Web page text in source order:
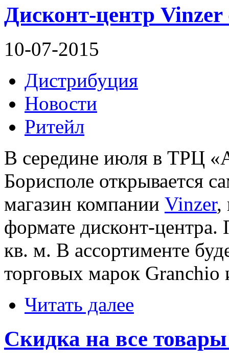
Дисконт-центр Vinzer
10-07-2015
Дистрибуция
Новости
Ритейл
В середине июля в ТРЦ
Борисполе открывается
магазин компании Vinzer,
формате дисконт-центра.
кв. м. В ассортименте
торговых марок Granchio
Читать далее
Скидка на все